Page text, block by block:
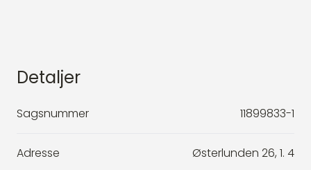
Detaljer
Sagsnummer 11899833-1
Adresse Østerlunden 26, 1. 4